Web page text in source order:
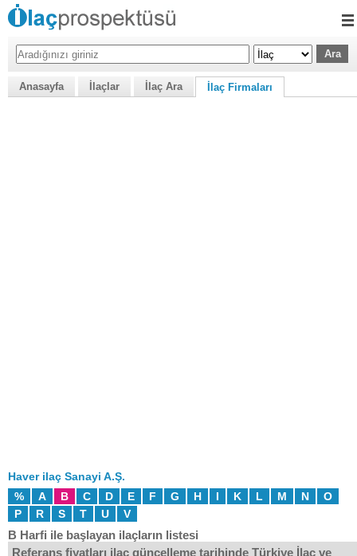
Anasayfa İlaçlar İlaç Ara İlaç Firmaları
Haver ilaç Sanayi A.Ş.
%
A B C D E F G H I K L M N
O
P
R S T U V
B Harfi ile başlayan ilaçların listesi
Referans fiyatları ilaç güncelleme tarihinde Türkiye İlaç ve